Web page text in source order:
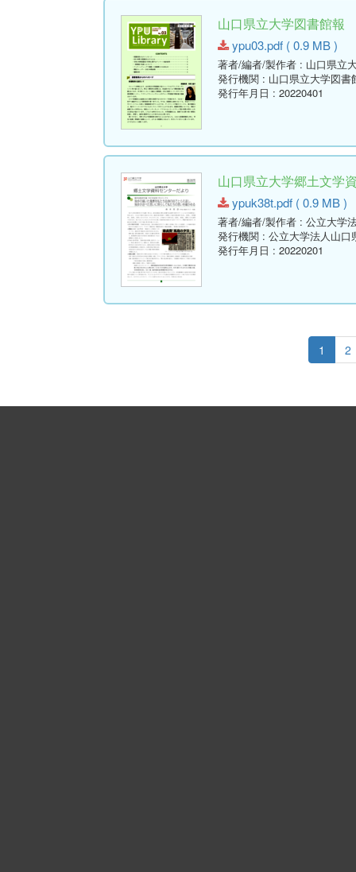
山口県立大学図書館報
ypu03.pdf ( 0.9 MB )
著者/編者/製作者 : 山口県立
発行機関 : 山口県立大学図書
発行年月日 : 20220401
山口県立大学郷土文学
ypuk38t.pdf ( 0.9 MB )
著者/編者/製作者 : 公立大学
発行機関 : 公立大学法人山口
発行年月日 : 20220201
1 2